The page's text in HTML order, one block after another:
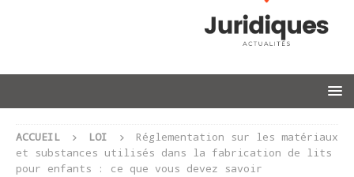
ACCUEIL LOI
Réglementation sur les matériaux
et substances utilisés dans la fabrication de lits
pour enfants : ce que vous devez savoir